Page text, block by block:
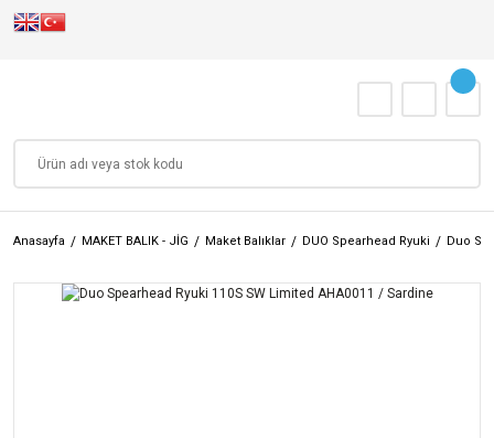
Anasayfa MAKET BALIK - JİG Maket Balıklar DUO Spearhead Ryuki Duo